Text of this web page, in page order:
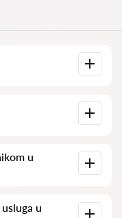
i adrese.
niti postoji
u
pitanja i
u